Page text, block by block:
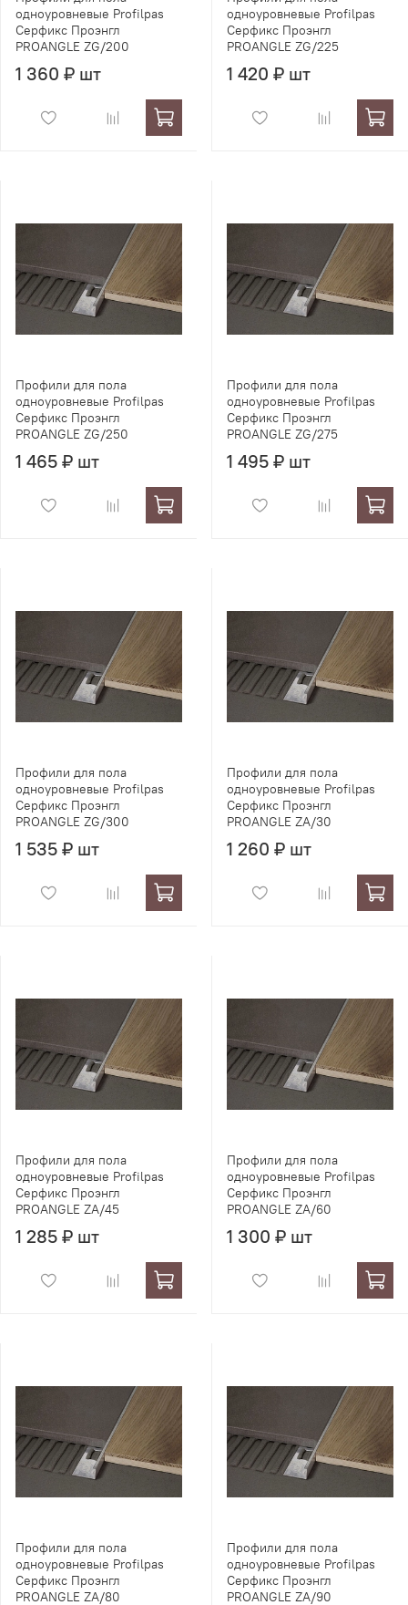
одноуровневые Profilpas
Серфикс Проэнгл
PROANGLE ZG/200
1 360 ₽ шт
одноуровневые Profilpas
Серфикс Проэнгл
PROANGLE ZG/225
1 420 ₽ шт
Профили для пола
одноуровневые Profilpas
Серфикс Проэнгл
PROANGLE ZG/250
1 465 ₽ шт
Профили для пола
одноуровневые Profilpas
Серфикс Проэнгл
PROANGLE ZG/275
1 495 ₽ шт
Профили для пола
одноуровневые Profilpas
Серфикс Проэнгл
PROANGLE ZG/300
1 535 ₽ шт
Профили для пола
одноуровневые Profilpas
Серфикс Проэнгл
PROANGLE ZA/30
1 260 ₽ шт
Профили для пола
одноуровневые Profilpas
Серфикс Проэнгл
PROANGLE ZA/45
1 285 ₽ шт
Профили для пола
одноуровневые Profilpas
Серфикс Проэнгл
PROANGLE ZA/60
1 300 ₽ шт
Профили для пола
одноуровневые Profilpas
Серфикс Проэнгл
PROANGLE ZA/80
Профили для пола
одноуровневые Profilpas
Серфикс Проэнгл
PROANGLE ZA/90